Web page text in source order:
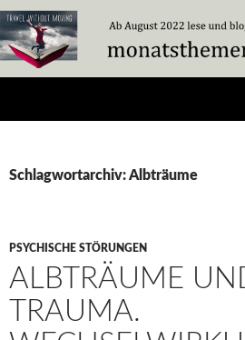
Zum
Inhalt
springen
Schlagwortarchiv: Albträume
PSYCHISCHE STÖRUNGEN
ALBTRÄUME
TRAUMA.